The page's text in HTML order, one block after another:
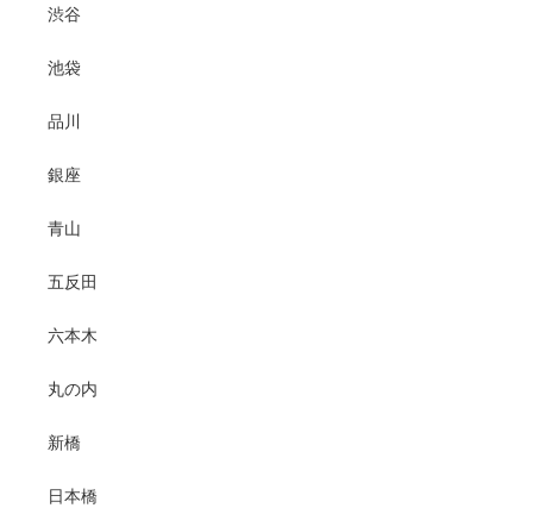
渋谷
池袋
品川
銀座
青山
五反田
六本木
丸の内
新橋
日本橋